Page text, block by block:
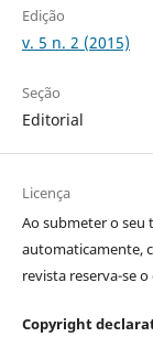
Edição
v. 5 n. 2 (2015)
Seção
Editorial
Licença
Ao submeter o seu
automaticamente,
revista reserva-se
Copyright